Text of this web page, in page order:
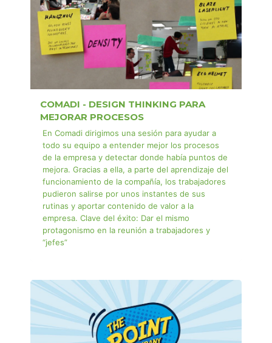
COMADI - DESIGN THINKING PARA
MEJORAR PROCESOS
En Comadi dirigimos una sesión para ayudar a
todo su equipo a entender mejor los procesos
de la empresa y detectar donde había puntos de
mejora. Gracias a ella, a parte del aprendizaje del
funcionamiento de la compañía, los trabajadores
pudieron salirse por unos instantes de sus
rutinas y aportar contenido de valor a la
empresa. Clave del éxito: Dar el mismo
protagonismo en la reunión a trabajadores y
“jefes”